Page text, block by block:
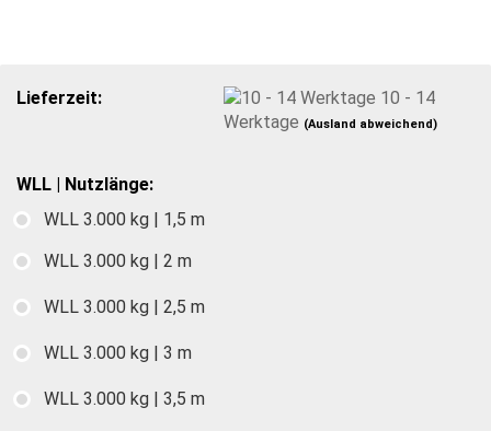
Lieferzeit:
10 - 14
Werktage (Ausland abweichend)
WLL | Nutzlänge:
WLL 3.000 kg | 1,5 m
WLL 3.000 kg | 2 m
WLL 3.000 kg | 2,5 m
WLL 3.000 kg | 3 m
WLL 3.000 kg | 3,5 m